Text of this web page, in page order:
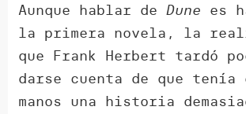
Aunque hablar deDune es
la primera novela, la
que Frank Herbert tardó
darse cuenta de que tenía
manos una historia